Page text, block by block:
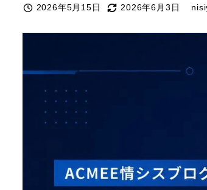
投稿日
2026年5月15日
更新日
2026年6月3日